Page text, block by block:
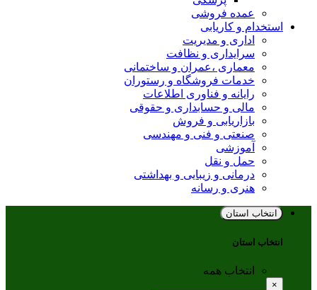
عمده فروشی
استخدام و کاریابی
اداری و مدیریت
سرایداری و نظافت
معماری ،عمران و ساختمانی
خدمات فروشگاه و رستوران
رایانه و فناوری اطلاعات
مالی و حسابداری و حقوقی
بازاریابی و فروش
صنعتی و فنی و مهندسی
آموزشی
حمل و نقل
درمانی و زیبایی و بهداشتی
هنری و رسانه
انتخاب استان
انتخاب استان
انتخاب همه
×